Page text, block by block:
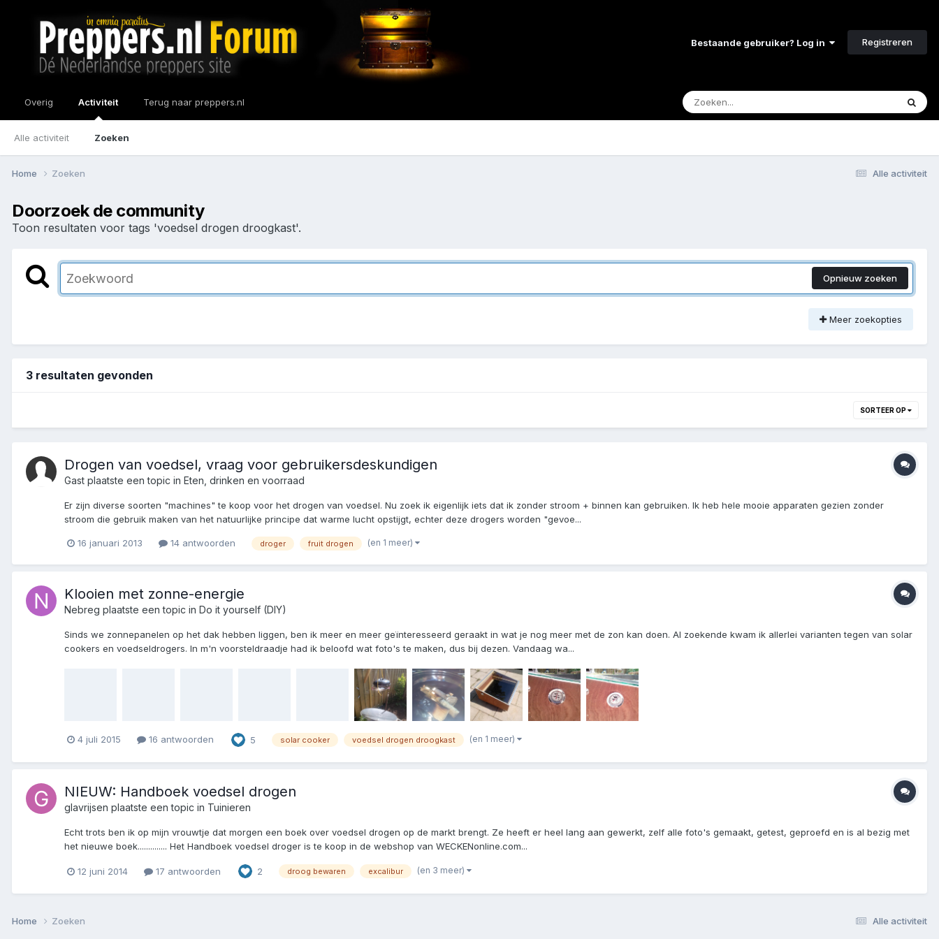
Bestaande gebruiker? Log in Registreren
Overig Activiteit
Alle activiteit Zoeken
Terug naar preppers.nl
Alle activiteit
Home Zoeken
Doorzoek de community
Toon resultaten voor tags 'voedsel drogen droogkast'.
Opnieuw zoeken
Meer zoekopties
3 resultaten gevonden
SORTEER OP
Drogen van voedsel, vraag voor gebruikersdeskundigen
Gast plaatste een topic in Eten, drinken en voorraad
Er zijn diverse soorten "machines" te koop voor het drogen van voedsel. Nu zoek ik eigenlijk iets dat ik zonder stroom + binnen kan gebruiken. Ik heb hele mooie apparaten gezien zonder
stroom die gebruik maken van het natuurlijke principe dat warme lucht opstijgt, echter deze drogers worden "gevoe...
16 januari 2013 14 antwoorden droger fruit drogen (en 1 meer)
Klooien met zonne-energie
Nebreg plaatste een topic in Do it yourself (DIY)
Sinds we zonnepanelen op het dak hebben liggen, ben ik meer en meer geïnteresseerd geraakt in wat je nog meer met de zon kan doen. Al zoekende kwam ik allerlei varianten tegen van solar
cookers en voedseldrogers. In m'n voorsteldraadje had ik beloofd wat foto's te maken, dus bij dezen. Vandaag wa...
4 juli 2015 16 antwoorden 5 solar cooker voedsel drogen droogkast (en 1 meer)
NIEUW: Handboek voedsel drogen
glavrijsen plaatste een topic in Tuinieren
Echt trots ben ik op mijn vrouwtje dat morgen een boek over voedsel drogen op de markt brengt. Ze heeft er heel lang aan gewerkt, zelf alle foto's gemaakt, getest, geproefd en is al bezig met
het nieuwe boek.............. Het Handboek voedsel droger is te koop in de webshop van WECKENonline.com...
12 juni 2014 17 antwoorden 2 droog bewaren excalibur (en 3 meer)
Alle activiteit
Home Zoeken